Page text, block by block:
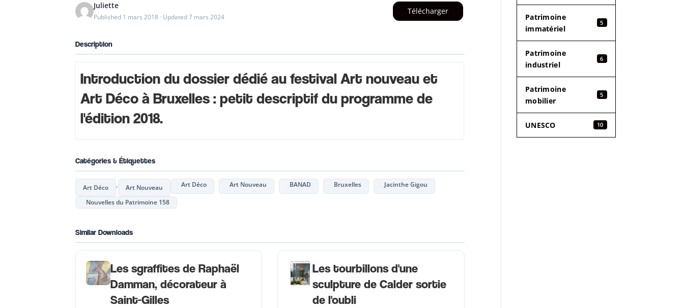
Juliette
Published 1 mars 2018 · Updated 7 mars 2024
Télécharger
Description
Introduction du dossier dédié au festival Art nouveau et
Art Déco à Bruxelles : petit descriptif du programme de
l'édition 2018.
Catégories & Étiquettes
Art Déco , Art Nouveau Art Déco Art Nouveau BANAD Bruxelles Jacinthe Gigou
Nouvelles du Patrimoine 158
Similar Downloads
Les sgraffites de Raphaël
Damman, décorateur à
Saint-Gilles
Les tourbillons d'une
sculpture de Calder sortie
de l'oubli
Patrimoine
immatériel
5
Patrimoine
industriel
6
Patrimoine
mobilier
5
UNESCO 10